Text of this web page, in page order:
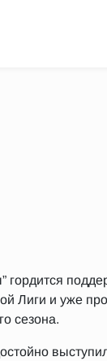
Лиги и уже
сезона.